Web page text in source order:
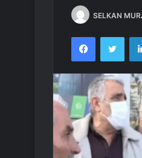
SELKAN
Facebook